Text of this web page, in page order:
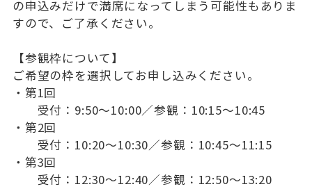
転入／編入要項
資料請求
その他
お問い合わせ
よくあるご質問
の申込みだけで満席になってしまう可能性もありま
すので、ご了承ください。
【参観枠について】
ご希望の枠を選択してお申し込みください。
・第1回
受付：9:50〜10:00／参観：10:15〜10:45
・第2回
受付：10:20〜10:30／参観：10:45〜11:15
・第3回
受付：12:30〜12:40／参観：12:50〜13:20